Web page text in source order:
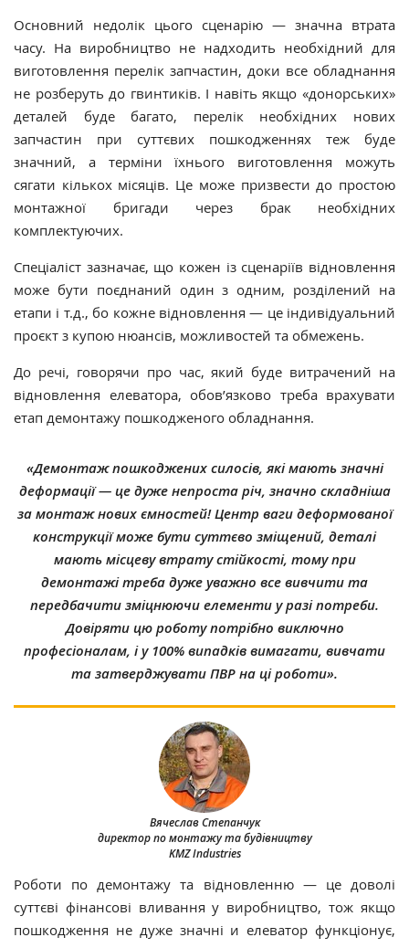
Основний недолік цього сценарію — значна втрата
часу. На виробництво не надходить необхідний для
виготовлення перелік запчастин, доки все обладнання
не розберуть до гвинтиків. І навіть якщо «донорських»
деталей буде багато, перелік необхідних нових
запчастин при суттєвих пошкодженнях теж буде
значний, а терміни їхнього виготовлення можуть
сягати кількох місяців. Це може призвести до простою
монтажної бригади через брак необхідних
комплектуючих.
Спеціаліст зазначає, що кожен із сценаріїв відновлення
може бути поєднаний один з одним, розділений на
етапи і т.д., бо кожне відновлення — це індивідуальний
проєкт з купою нюансів, можливостей та обмежень.
До речі, говорячи про час, який буде витрачений на
відновлення елеватора, обов’язково треба врахувати
етап демонтажу пошкодженого обладнання.
Вячеслав Степанчук
директор по монтажу та будівництву
KMZ Industries
«Демонтаж пошкоджених силосів, які мають значні
деформації — це дуже непроста річ, значно складніша
за монтаж нових ємностей! Центр ваги деформованої
конструкції може бути суттєво зміщений, деталі
мають місцеву втрату стійкості, тому при
демонтажі треба дуже уважно все вивчити та
передбачити зміцнюючи елементи у разі потреби.
Довіряти цю роботу потрібно виключно
професіоналам, і у 100% випадків вимагати, вивчати
та затверджувати ПВР на ці роботи».
Роботи по демонтажу та відновленню — це доволі
суттєві фінансові вливання у виробництво, тож якщо
пошкодження не дуже значні и елеватор функціонує,